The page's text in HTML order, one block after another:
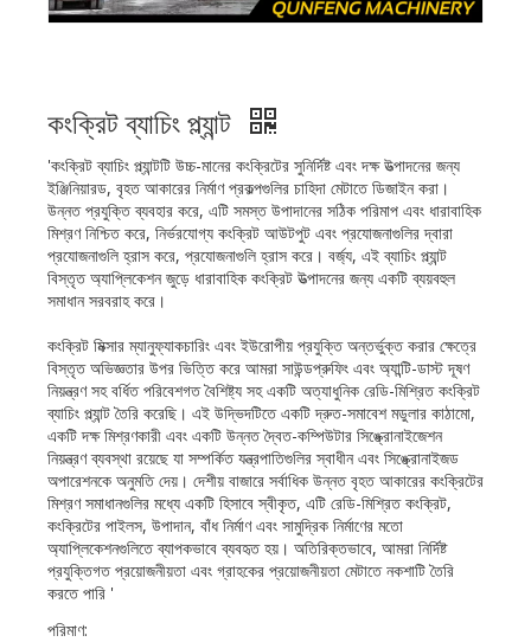
কংক্রিট ব্যাচিং প্ল্যান্ট
'কংক্রিট ব্যাচিং প্ল্যান্টটি উচ্চ-মানের কংক্রিটের সুনির্দিষ্ট এবং দক্ষ উত্পাদনের জন্য
ইঞ্জিনিয়ারড, বৃহত আকারের নির্মাণ প্রকল্পগুলির চাহিদা মেটাতে ডিজাইন করা।
উন্নত প্রযুক্তি ব্যবহার করে, এটি সমস্ত উপাদানের সঠিক পরিমাপ এবং ধারাবাহিক
মিশ্রণ নিশ্চিত করে, নির্ভরযোগ্য কংক্রিট আউটপুট এবং প্রযোজনাগুলির দ্বারা
প্রযোজনাগুলি হ্রাস করে, প্রযোজনাগুলি হ্রাস করে। বর্জ্য, এই ব্যাচিং প্ল্যান্ট
বিস্তৃত অ্যাপ্লিকেশন জুড়ে ধারাবাহিক কংক্রিট উত্পাদনের জন্য একটি ব্যয়বহুল
সমাধান সরবরাহ করে।
কংক্রিট মিক্সার ম্যানুফ্যাকচারিং এবং ইউরোপীয় প্রযুক্তি অন্তর্ভুক্ত করার ক্ষেত্রে
বিস্তৃত অভিজ্ঞতার উপর ভিত্তি করে আমরা সাউন্ডপ্রুফিং এবং অ্যান্টি-ডাস্ট দূষণ
নিয়ন্ত্রণ সহ বর্ধিত পরিবেশগত বৈশিষ্ট্য সহ একটি অত্যাধুনিক রেডি-মিশ্রিত কংক্রিট
ব্যাচিং প্ল্যান্ট তৈরি করেছি। এই উদ্ভিদটিতে একটি দ্রুত-সমাবেশ মডুলার কাঠামো,
একটি দক্ষ মিশ্রণকারী এবং একটি উন্নত দ্বৈত-কম্পিউটার সিঙ্ক্রোনাইজেশন
নিয়ন্ত্রণ ব্যবস্থা রয়েছে যা সম্পর্কিত যন্ত্রপাতিগুলির স্বাধীন এবং সিঙ্ক্রোনাইজড
অপারেশনকে অনুমতি দেয়। দেশীয় বাজারে সর্বাধিক উন্নত বৃহত আকারের কংক্রিটের
মিশ্রণ সমাধানগুলির মধ্যে একটি হিসাবে স্বীকৃত, এটি রেডি-মিশ্রিত কংক্রিট,
কংক্রিটের পাইলস, উপাদান, বাঁধ নির্মাণ এবং সামুদ্রিক নির্মাণের মতো
অ্যাপ্লিকেশনগুলিতে ব্যাপকভাবে ব্যবহৃত হয়। অতিরিক্তভাবে, আমরা নির্দিষ্ট
প্রযুক্তিগত প্রয়োজনীয়তা এবং গ্রাহকের প্রয়োজনীয়তা মেটাতে নকশাটি তৈরি
করতে পারি '
পরিমাণ: